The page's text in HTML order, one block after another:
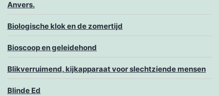
Anvers.
Biologische klok en de zomertijd
Bioscoop en geleidehond
Blikverruimend, kijkapparaat voor slechtziende mensen
Blinde Ed